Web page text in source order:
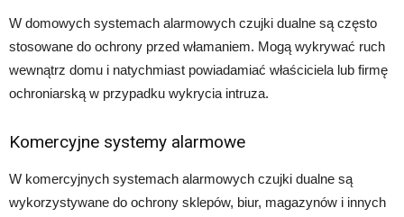
W domowych systemach alarmowych czujki dualne są często
stosowane do ochrony przed włamaniem. Mogą wykrywać ruch
wewnątrz domu i natychmiast powiadamiać właściciela lub firmę
ochroniarską w przypadku wykrycia intruza.
Komercyjne systemy alarmowe
W komercyjnych systemach alarmowych czujki dualne są
wykorzystywane do ochrony sklepów, biur, magazynów i innych